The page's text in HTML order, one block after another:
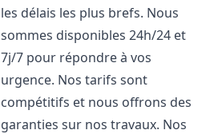
les délais les plus brefs. Nous
sommes disponibles 24h/24 et
7j/7 pour répondre à vos
urgence. Nos tarifs sont
compétitifs et nous offrons des
garanties sur nos travaux. Nos